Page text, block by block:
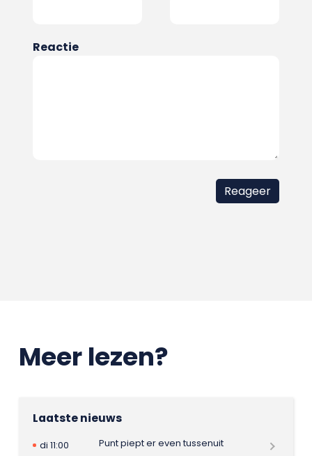
Reactie
Meer lezen?
Laatste nieuws
di 11:00
Punt piept er even tussenuit